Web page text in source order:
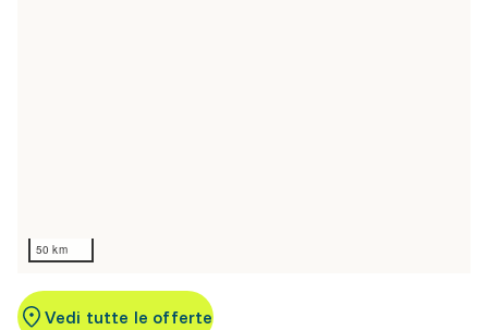
50 km
Vedi tutte le offerte